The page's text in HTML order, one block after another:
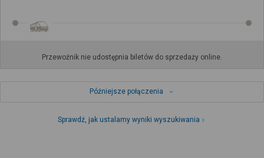
Przewoźnik nie udostępnia biletów do sprzedaży online.
Późniejsze połączenia
Sprawdź, jak ustalamy wyniki wyszukiwania